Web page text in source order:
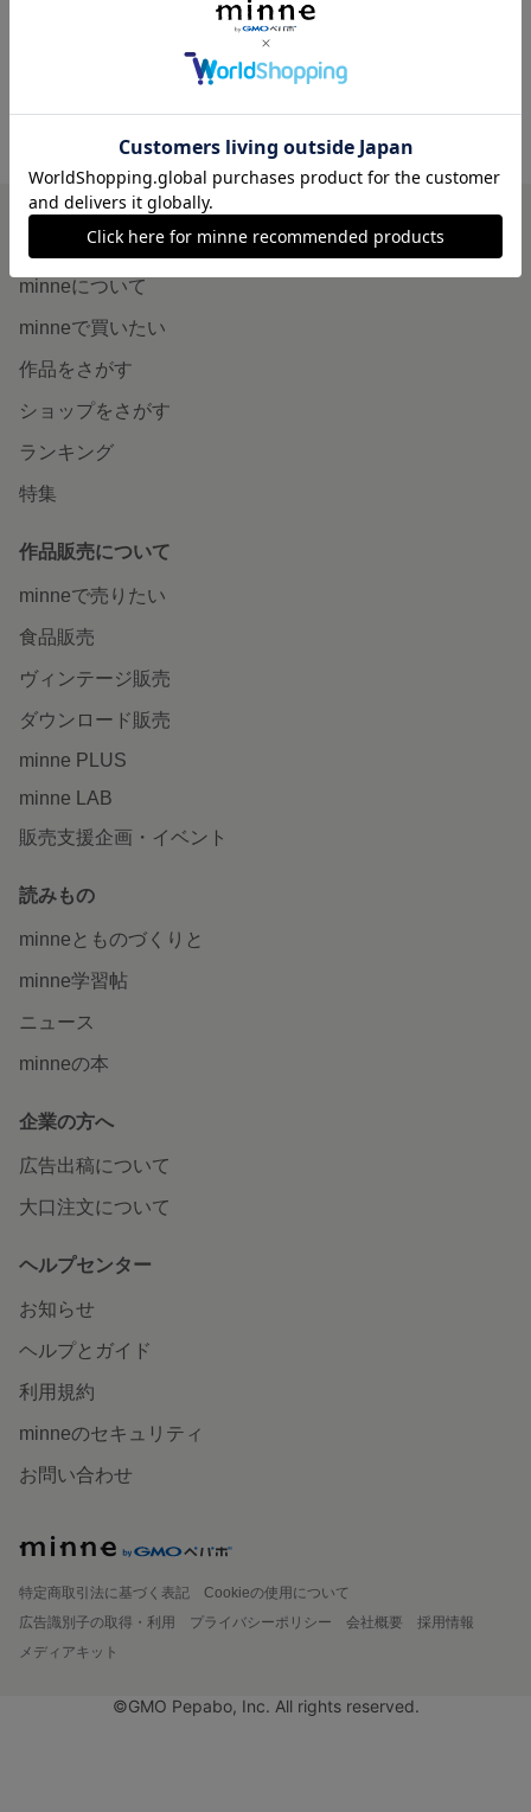
展示中
cui cui の作品一覧
minneを知る
minneについて
minneで買いたい
作品をさがす
ショップをさがす
ランキング
特集
作品販売について
minneで売りたい
食品販売
ヴィンテージ販売
ダウンロード販売
minne PLUS
minne LAB
販売支援企画・イベント
読みもの
minneとものづくりと
minne学習帖
ニュース
minneの本
企業の方へ
広告出稿について
大口注文について
ヘルプセンター
お知らせ
ヘルプとガイド
利用規約
minneのセキュリティ
お問い合わせ
特定商取引法に基づく表記
Cookieの使用について
広告識別子の取得・利用
プライバシーポリシー 会社概要
採用情報
メディアキット
©GMO Pepabo, Inc. All rights reserved.